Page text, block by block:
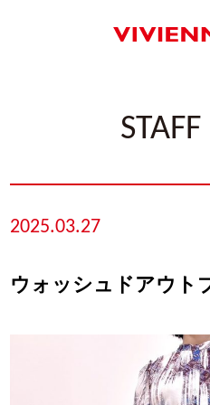
2025.03.27
ウォッシュドアウト